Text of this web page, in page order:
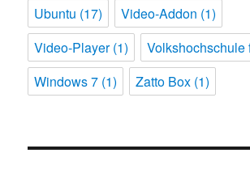
Ubuntu (17) Video-Addon (1)
Video-Player(1) Volkshochschule
Windows 7 (1) Zatto Box (1)